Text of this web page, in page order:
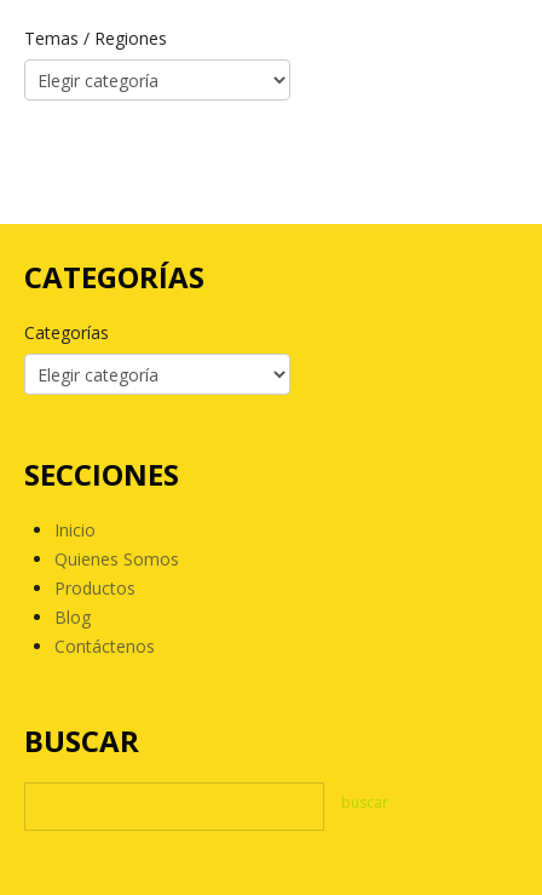
Temas / Regiones
CATEGORÍAS
Categorías
SECCIONES
Inicio
Quienes Somos
Productos
Blog
Contáctenos
BUSCAR